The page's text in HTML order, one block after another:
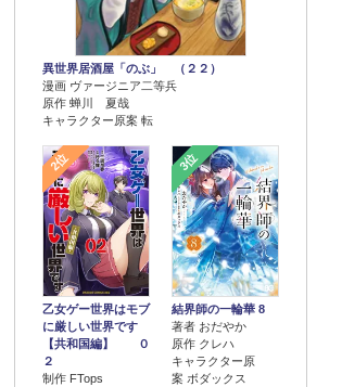
異世界居酒屋「のぶ」 （２２）
漫画 ヴァージニア二等兵
原作 蝉川 夏哉
キャラクター原案 転
2位
乙女ゲー世界はモブ
に厳しい世界です
【共和国編】 ０
２
制作 FTops
3位
結界師の一輪華 8
著者 おだやか
原作 クレハ
キャラクター原
案 ボダックス